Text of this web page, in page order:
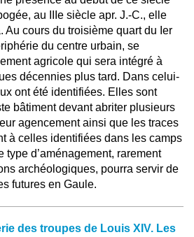
au IIIe siècle apr. J.-C., elle
Au cours du troisième quart du Ier
du centre urbain, se
agricole qui sera intégré à
décennies plus tard. Dans celui-
ont été identifiées. Elles sont
bâtiment devant abriter plusieurs
agencement ainsi que les traces
à celles identifiées dans les camps
type d’aménagement, rarement
archéologiques, pourra servir de
futures en Gaule.
des troupes de Louis XIV. Les